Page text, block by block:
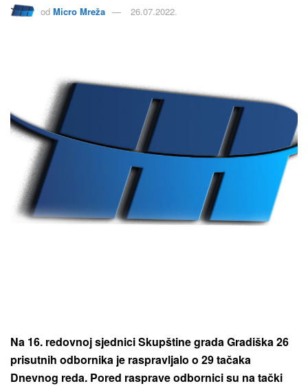
od Micro Mreža 26.07.2022.
Na 16. redovnoj sjednici Skupštine grada Gradiška 26
prisutnih odbornika je raspravljalo o 29 tačaka
Dnevnog reda. Pored rasprave odbornici su na tački